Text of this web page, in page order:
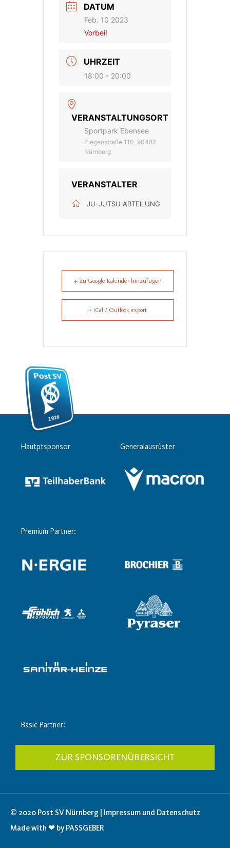
DATUM
Feb. 10 2023
Vorbei!
UHRZEIT
18:00 - 20:00
VERANSTALTUNGSORT
Sportpark Ebensee
Ziegenstraße 110, 90482
Nürnberg
VERANSTALTER
JU-JUTSU ABTEILUNG
+ Zu Google Kalender hinzufügen
+ iCal / Outlook export
Hautptsponsor Generalausrüster
Premium Partner:
Basic Partner:
ZUR SPONSORENÜBERSICHT
© 2020 Post SV Nürnberg | Impressum und Datenschutz
Made with ❤ by PASSGEBER